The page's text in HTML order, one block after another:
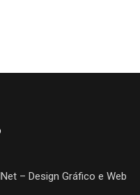
– Design Gráfico e Web